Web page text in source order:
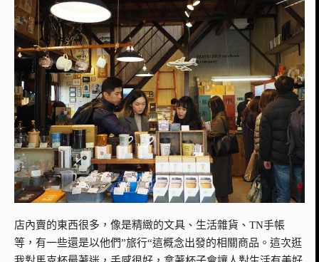
店內賣的東西很多，像是精緻的文具、生活雜貨、TN手帳
等，有一些還是以他們”旅行“這概念出發的相關商品。這次逛